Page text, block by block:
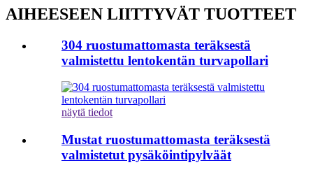
AIHEESEEN LIITTYVÄT TUOTTEET
304 ruostumattomasta teräksestä
valmistettu lentokentän turvapollari
näytä tiedot
Mustat ruostumattomasta teräksestä
valmistetut pysäköintipylväät